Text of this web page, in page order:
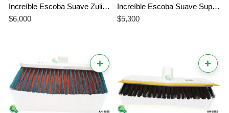
Increíble Escoba Suave Zulia Evolución # 19 – El Mejor Cuidado para tus Pisos
$6,000
Increíble Escoba Suave Suprema 6 Filas # 18 – El Mejor Repuesto para Limpieza Profesional
$5,300
+ +